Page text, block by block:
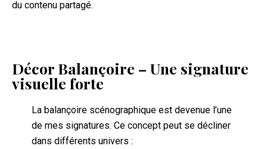
du contenu partagé.
Décor Balançoire – Une signature
visuelle forte
La balançoire scénographique est devenue l’une
de mes signatures. Ce concept peut se décliner
dans différents univers :